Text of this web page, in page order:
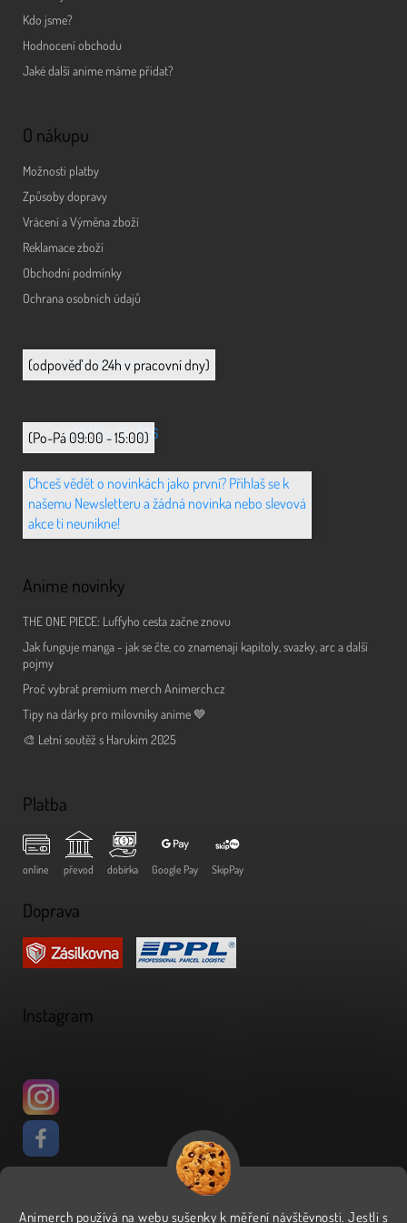
Animerch používá na webu sušenky k měření návštěvnosti. Jestli s
Kdo jsme?
Hodnocení obchodu
Jaké další anime máme přidat?
O nákupu
Možnosti platby
Způsoby dopravy
Vrácení a Výměna zboží
Reklamace zboží
Obchodní podmínky
Ochrana osobních údajů
info@animerch.cz
(odpověď do 24h v pracovní dny)
+420 702 851 036
(Po-Pá 09:00 - 15:00)
Chceš vědět o novinkách jako první? Přihlaš se k
našemu Newsletteru a žádná novinka nebo slevová
akce ti neunikne!
Anime novinky
THE ONE PIECE: Luffyho cesta začne znovu
Jak funguje manga - jak se čte, co znamenají kapitoly, svazky, arc a další
pojmy
Proč vybrat premium merch Animerch.cz
Tipy na dárky pro milovníky anime 💙
🎨 Letní soutěž s Harukim 2025
Platba
online převod dobírka Google Pay SkipPay
Doprava
Instagram